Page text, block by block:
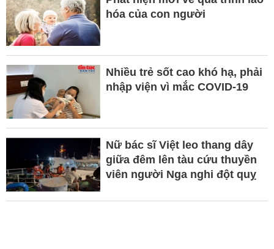
hóa của con người
Nhiều trẻ sốt cao khó hạ, phải
nhập viện vì mắc COVID-19
Nữ bác sĩ Việt leo thang dây
giữa đêm lên tàu cứu thuyền
viên người Nga nghi đột quỵ